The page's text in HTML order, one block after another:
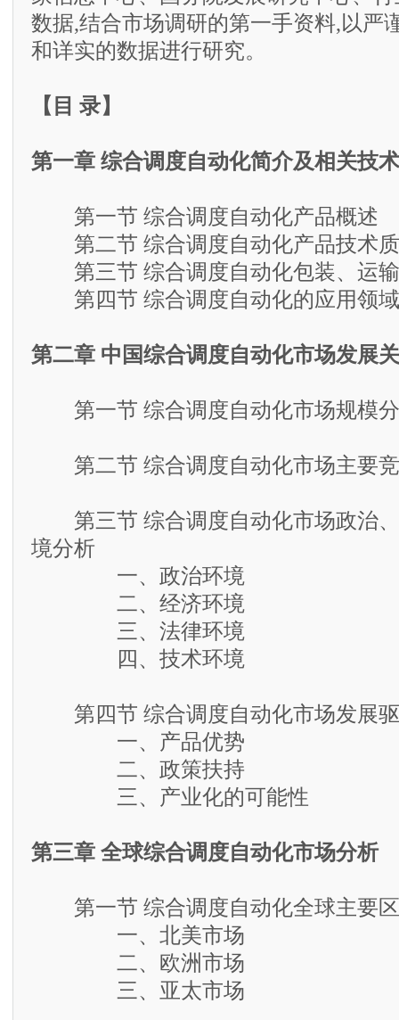
数据,结合市场调研的第一手资料,以严
和详实的数据进行研究。
【目 录】
第一章 综合调度自动化简介及相关技
第一节 综合调度自动化产品概述
第二节 综合调度自动化产品技术
第三节 综合调度自动化包装、运输
第四节 综合调度自动化的应用领域
第二章 中国综合调度自动化市场发展
第一节 综合调度自动化市场规模分
第二节 综合调度自动化市场主要竞
第三节 综合调度自动化市场政治、
境分析
一、政治环境
二、经济环境
三、法律环境
四、技术环境
第四节 综合调度自动化市场发展驱
一、产品优势
二、政策扶持
三、产业化的可能性
第三章 全球综合调度自动化市场分析
第一节 综合调度自动化全球主要区
一、北美市场
二、欧洲市场
三、亚太市场